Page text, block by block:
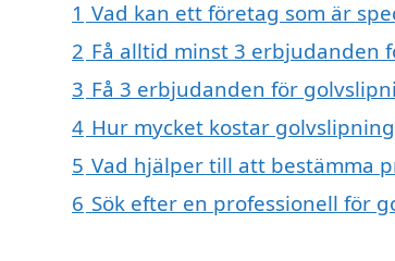
1 Vad kan ett företag som är
2 Få alltid minst 3 erbjudanden
3 Få 3 erbjudanden för
4 Hur mycket kostar
5 Vad hjälper till att bestämma
6 Sök efter en professionell för